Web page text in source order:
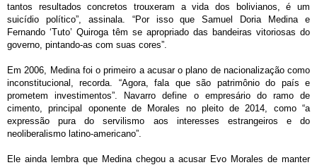
tantos resultados concretos trouxeram a vida dos bolivianos, é um
suicídio político”, assinala. “Por isso que Samuel Doria Medina e
Fernando ‘Tuto’ Quiroga têm se apropriado das bandeiras vitoriosas do
governo, pintando-as com suas cores”.
Em 2006, Medina foi o primeiro a acusar o plano de nacionalização como
inconstitucional, recorda. “Agora, fala que são patrimônio do país e
prometem investimentos”. Navarro define o empresário do ramo de
cimento, principal oponente de Morales no pleito de 2014, como “a
expressão pura do servilismo aos interesses estrangeiros e do
neoliberalismo latino-americano”.
Ele ainda lembra que Medina chegou a acusar Evo Morales de manter